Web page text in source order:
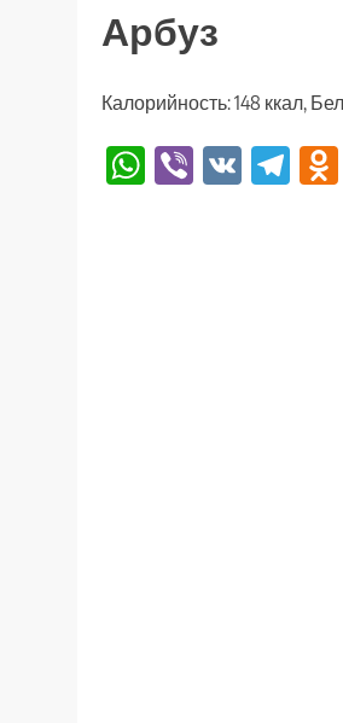
Арбуз
Калорийность: 148 ккал,
WhatsApp
Viber
VK